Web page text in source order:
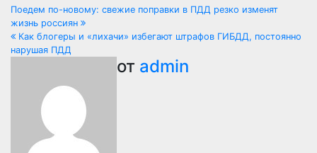
Навигация
по
Поедем по-новому: свежие поправки в ПДД резко изменят
жизнь россиян
Как блогеры и «лихачи» избегают штрафов ГИБДД, постоянно
нарушая ПДД
от admin